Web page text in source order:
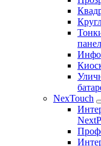
NexTouch